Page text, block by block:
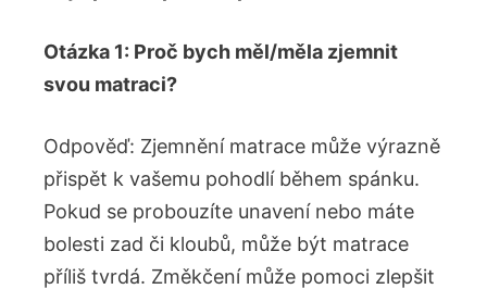
Otázka 1: Proč bych měl/měla zjemnit
svou matraci?
Odpověď: Zjemnění matrace může výrazně
přispět k vašemu pohodlí během spánku.
Pokud se probouzíte unavení nebo máte
bolesti zad či kloubů, může být matrace
příliš tvrdá. Změkčení může pomoci zlepšit